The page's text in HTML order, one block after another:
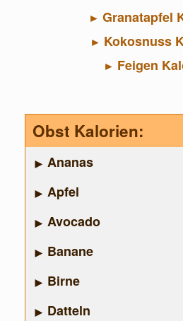
Granatapfel
Kokosnuss
Feigen
Obst Kalorien:
Ananas
Apfel
Avocado
Banane
Birne
Datteln